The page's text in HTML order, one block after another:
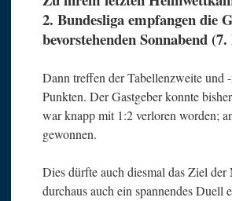
2. Bundesliga empfangen die
bevorstehenden Sonnabend
Dann treffen der Tabellenzweite und
Punkten. Der Gastgeber konnte
war knapp mit 1:2 verloren worden;
gewonnen.
Dies dürfte auch diesmal das Ziel
durchaus auch ein spannendes Duell